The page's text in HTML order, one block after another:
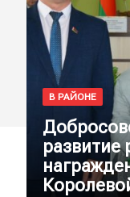
В РАЙОНЕ
развитие